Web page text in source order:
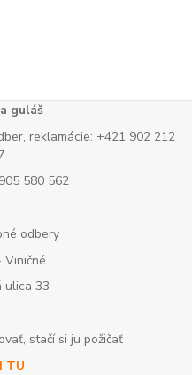
guláš
reklamácie: +421 902 212
580 562
odbery
Viničné
ulica 33
stačí si ju požičať
TU